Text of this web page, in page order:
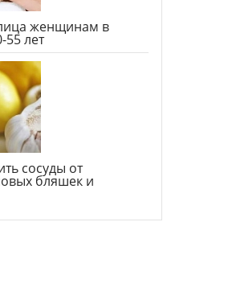
женщинам в
55 лет
сосуды от
бляшек и